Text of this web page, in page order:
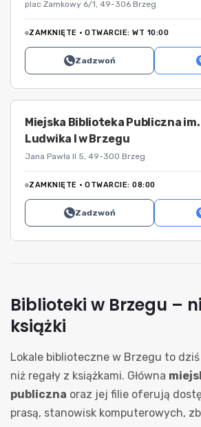
plac Zamkowy 6/1, 49-306 Brzeg
ZAMKNIĘTE · OTWARCIE: WT 10:00
Zadzwoń
Miejska Biblioteka Publiczna im.
Ludwika I w Brzegu
Jana Pawła II 5, 49-300 Brzeg
ZAMKNIĘTE · OTWARCIE: 08:00
Zadzwoń
Biblioteki w Brzegu –
książki
Lokale biblioteczne w Brzegu to
niż regały z książkami. Główna
publiczna oraz jej filie oferują
prasą, stanowisk komputerowych,